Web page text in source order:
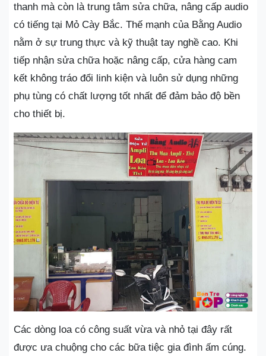
thanh mà còn là trung tâm sửa chữa, nâng cấp audio
có tiếng tại Mỏ Cày Bắc. Thế mạnh của Bằng Audio
nằm ở sự trung thực và kỹ thuật tay nghề cao. Khi
tiếp nhận sửa chữa hoặc nâng cấp, cửa hàng cam
kết không tráo đổi linh kiện và luôn sử dụng những
phụ tùng có chất lượng tốt nhất để đảm bảo độ bền
cho thiết bị.
Các dòng loa có công suất vừa và nhỏ tại đây rất
được ưa chuộng cho các bữa tiệc gia đình ấm cúng.